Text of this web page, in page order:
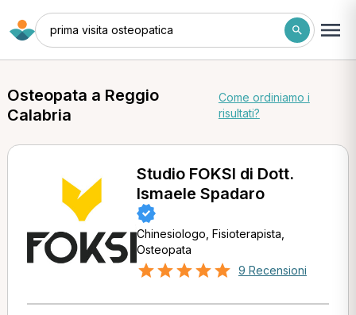
prima visita osteopatica
Osteopata a Reggio
Calabria
Come ordiniamo i
risultati?
Studio FOKSI di Dott.
Ismaele Spadaro
Chinesiologo, Fisioterapista,
Osteopata
9 Recensioni